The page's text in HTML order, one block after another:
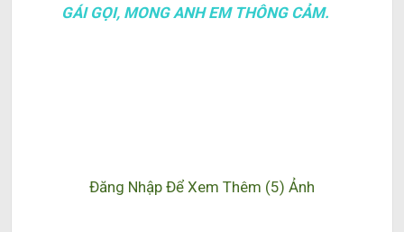
GÁI GỌI, MONG ANH EM THÔNG CẢM.
Đăng Nhập Để Xem Thêm (5) Ảnh